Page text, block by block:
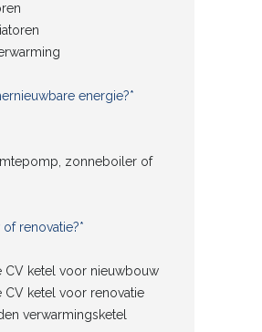
energie?*
zonneboiler of
renovatie?*
CV ketel voor nieuwbouw
CV ketel voor renovatie
verwarmingsketel